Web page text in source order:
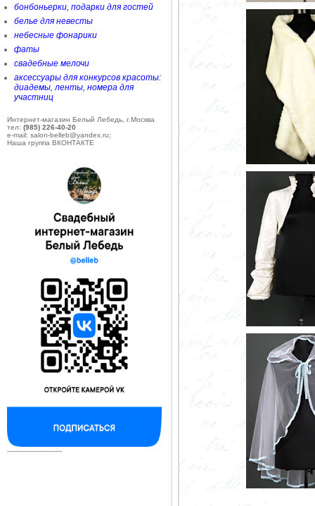
бонбоньерки, подарки для гостей
белье для невесты
небесные фонарики
фаты
свадебные мелочи
аксессуары для конкурсов красоты:
диадемы, ленты, номера для
участниц
Интернет-магазин Белый Лебедь, г.Москва
тел: (985) 226-40-20
e-mail: salon-belleb@yandex.ru;
Наша группа ВКОНТАКТЕ
--------------------------